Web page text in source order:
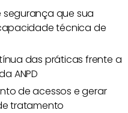
que sua
técnica de
das práticas frente a
ANPD
de acessos e gerar
tratamento